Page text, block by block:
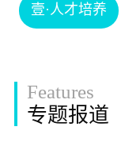
壹·人才培养
Features
专题报道